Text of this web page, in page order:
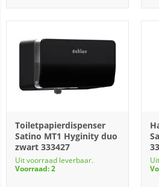
Toiletpapierdispenser
Satino MT1 Hyginity duo
zwart 333427
Uit voorraad leverbaar.
Voorraad: 2